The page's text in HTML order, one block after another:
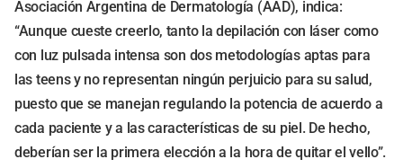
Asociación Argentina de Dermatología (AAD), indica:
“Aunque cueste creerlo, tanto la depilación con láser como
con luz pulsada intensa son dos metodologías aptas para
las teens y no representan ningún perjuicio para su salud,
puesto que se manejan regulando la potencia de acuerdo a
cada paciente y a las características de su piel. De hecho,
deberían ser la primera elección a la hora de quitar el vello”.